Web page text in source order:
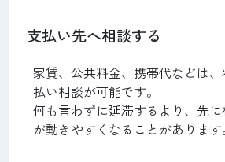
支払い先へ相談する
家賃、公共料金、携帯代などは
払い相談が可能です。
何も言わずに延滞するより、先
が動きやすくなることがあります